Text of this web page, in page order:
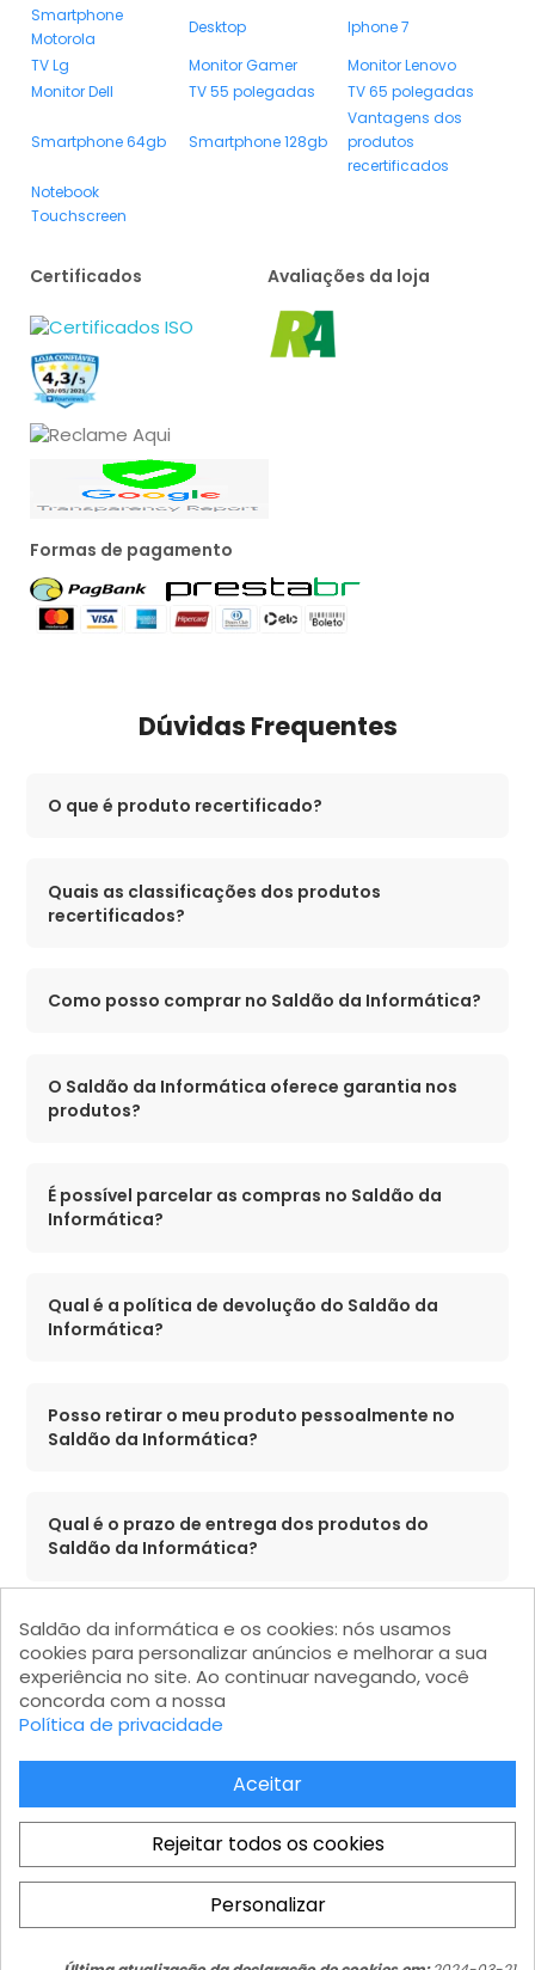
Smartphone
Motorola
Desktop
Iphone 7
TV Lg
Monitor Gamer
Monitor Lenovo
Monitor Dell
TV 55 polegadas TV 65 polegadas
Smartphone 64gb Smartphone 128gb
Vantagens dos
produtos
recertificados
Notebook
Touchscreen
Certificados Avaliações da loja
Formas de pagamento
Dúvidas Frequentes
O que é produto recertificado?
Quais as classificações dos produtos
recertificados?
Como posso comprar no Saldão da Informática?
O Saldão da Informática oferece garantia nos
produtos?
É possível parcelar as compras no Saldão da
Informática?
Qual é a política de devolução do Saldão da
Informática?
Posso retirar o meu produto pessoalmente no
Saldão da Informática?
Qual é o prazo de entrega dos produtos do
Saldão da Informática?
O Saldão da Informática possui lojas físicas em
quais cidades?
O site Saldão da Informática é confiável?
Saldão da Informática LTDA - CNPJ: 15.383.046/0001-04 - IE:
206.162.139.111 Av. Marginal Projetada, 1810 - Jardim Mutinga - Barueri
- SP - Modular 2 - Castelo Branco - Galpão 08 - CEP 06460-200
Saldão da informática e os cookies: nós usamos
cookies para personalizar anúncios e melhorar a sua
experiência no site. Ao continuar navegando, você
concorda com a nossa
Política de privacidade
Aceitar
Rejeitar todos os cookies
Personalizar